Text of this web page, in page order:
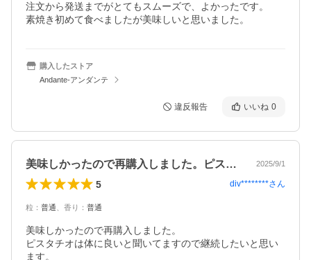
注文から発送までがとてもスムーズで、よかったです。
素焼き初めて食べましたが美味しいと思いました。
購入したストア
Andante-アンダンテ
違反報告 いいね 0
美味しかったので再購入しました。ピスタ… 2025/9/1
5 div********さん
粒 ： 普通 香り ： 普通
美味しかったので再購入しました。
ピスタチオは体に良いと聞いてますので継続したいと思い
ます。